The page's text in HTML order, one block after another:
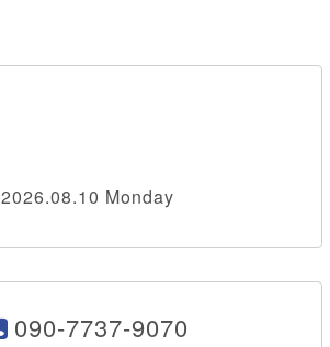
2026.08.10 Monday
090-7737-9070